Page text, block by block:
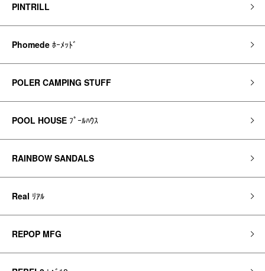
PINTRILL
Phomede ﾎｰﾒｯﾄﾞ
POLER CAMPING STUFF
POOL HOUSE ﾌﾟｰﾙﾊｳｽ
RAINBOW SANDALS
Real ﾘｱﾙ
REPOP MFG